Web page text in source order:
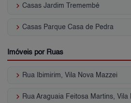
keyboard_arrow_right Casas Jardim Tremembé
keyboard_arrow_right Casas Parque Casa de Pedra
Imóveis por Ruas
keyboard_arrow_right Rua Ibimirim, Vila Nova Mazzei
keyboard_arrow_right Rua Araguaia Feitosa Martins, Vila